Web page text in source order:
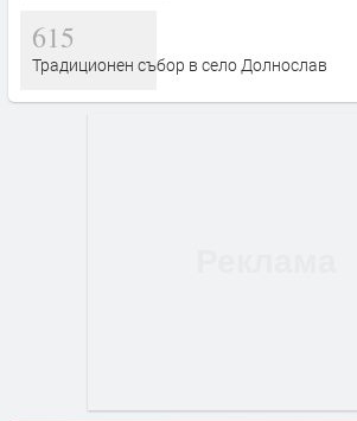
615
Традиционен събор в село Долнослав